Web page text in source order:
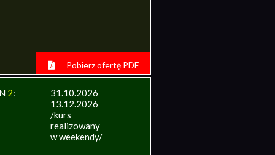
Pobierz ofertę PDF
2:
31.10.2026
13.12.2026
/kurs
realizowany
w weekendy/